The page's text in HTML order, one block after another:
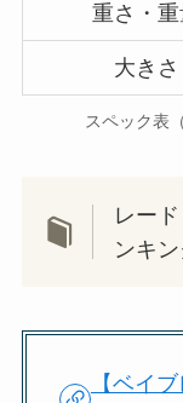
重さ・
大きさ
スペック表
レー
ンキ
【ベイ